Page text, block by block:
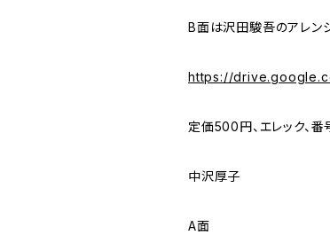
B面は沢田駿吾のアレン
https://
定価500円、エレック、
中沢厚子
A面